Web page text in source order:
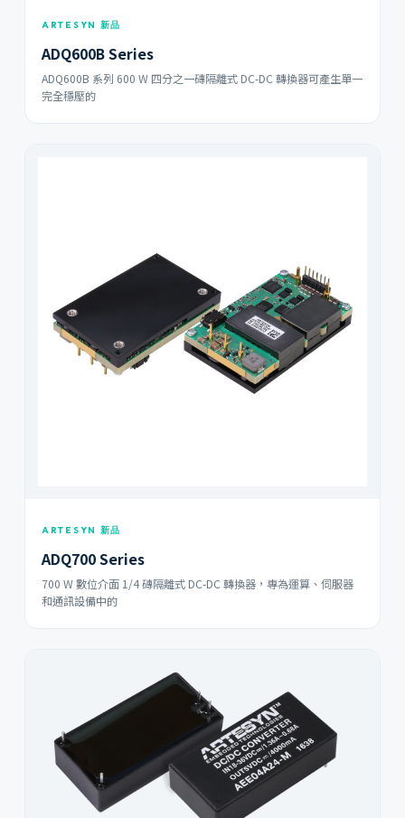
ARTESYN 新品
ADQ600B Series
ADQ600B 系列 600 W 四分之一磚隔離式 DC-DC 轉換器可產生單一
完全穩壓的
ARTESYN 新品
ADQ700 Series
700 W 數位介面 1/4 磚隔離式 DC-DC 轉換器，專為運算、伺服器
和通訊設備中的